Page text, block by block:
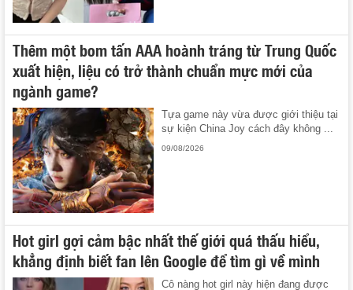
Thêm một bom tấn AAA hoành tráng từ Trung Quốc
xuất hiện, liệu có trở thành chuẩn mực mới của
ngành game?
Tựa game này vừa được giới thiệu tại
sự kiện China Joy cách đây không ...
09/08/2026
Hot girl gợi cảm bậc nhất thế giới quá thấu hiểu,
khẳng định biết fan lên Google để tìm gì về mình
Cô nàng hot girl này hiện đang được